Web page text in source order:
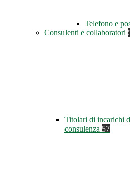
Telefono e
Consulenti e collaboratori
Titolari di incarichi
consulenza 57